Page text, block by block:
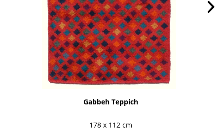
Gabbeh Teppich
178 x 112 cm